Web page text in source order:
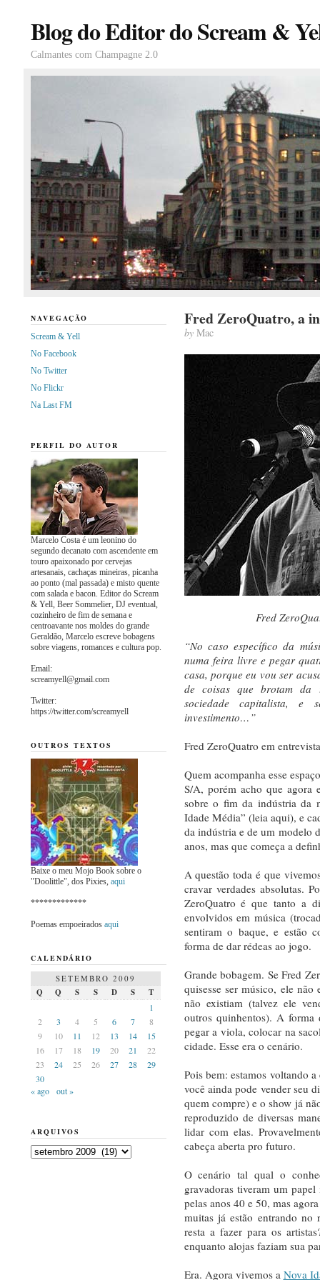
Blog do Editor do Scream &
Calmantes com Champagne 2.0
Fred ZeroQuatro, a
byMac
Fred
“No caso específico da
numa feira livre e pegar
casa, porque eu vou ser
de coisas que brotam da
sociedade capitalista, e
investimento…”
Fred ZeroQuatro em
Quem acompanha esse
S/A, porém acho que agora
sobre o fim da indústria da
Idade Média” (leia aqui), e
da indústria e de um modelo
anos, mas que começa a
A questão toda é que
cravar verdades absolutas.
ZeroQuatro é que tanto a
envolvidos em música
sentiram o baque, e estão
forma de dar rédeas ao jogo.
Grande bobagem. Se Fred
quisesse ser músico, ele
não existiam (talvez ele
outros quinhentos). A forma
pegar a viola, colocar na
cidade. Esse era o cenário.
Pois bem: estamos voltando
você ainda pode vender seu
quem compre) e o show já
reproduzido de diversas
lidar com elas.
cabeça aberta pro futuro.
O cenário tal qual o
gravadoras tiveram um
pelas anos 40 e 50, mas
muitas já estão entrando no
resta a fazer para os
enquanto alojas faziam sua
Era. Agora vivemos a Nova
NAVEGAÇÃO
Scream & Yell
No Facebook
No Twitter
No Flickr
Na Last FM
PERFIL DO AUTOR
Marcelo Costa é um leonino do
segundo decanato com ascendente em
touro apaixonado por cervejas
artesanais, cachaças mineiras, picanha
ao ponto (mal passada) e misto quente
com salada e bacon. Editor do Scream
& Yell, Beer Sommelier, DJ eventual,
cozinheiro de fim de semana e
centroavante nos moldes do grande
Geraldão, Marcelo escreve bobagens
sobre viagens, romances e cultura pop.
Email:
screamyell@gmail.com
Twitter:
https://twitter.com/screamyell
OUTROS TEXTOS
Baixe o meu Mojo Book sobre o
"Doolittle", dos Pixies, aqui
*************
Poemas empoeirados aqui
CALENDÁRIO
SETEMBRO 2009
Q Q S S D S
T
1
2
3 4 5 6 7
8
9
10 11 12 13 14
15
16
17 18 19 20 21
22
23
24 25 26 27 28
29
30
« ago
out »
ARQUIVOS
Arquivos